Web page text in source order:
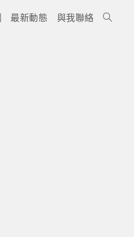
最新動態 與我聯絡